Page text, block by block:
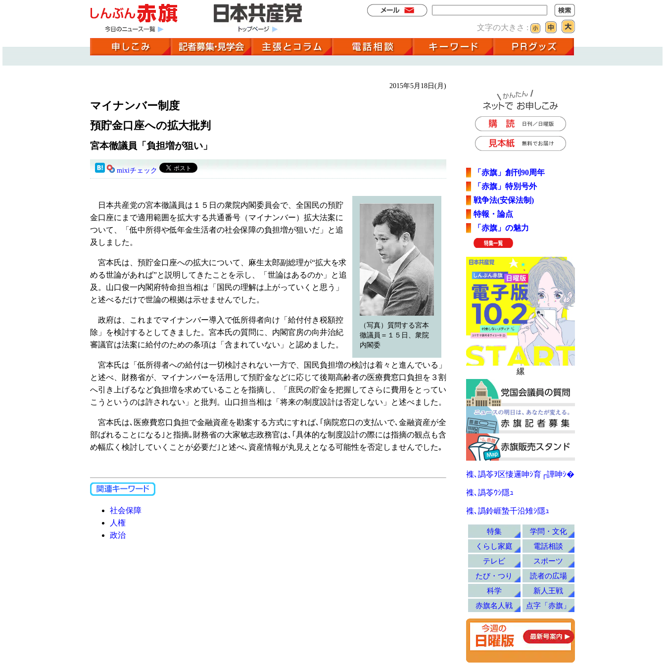
文字の大きさ :
2015年5月18日(月)
マイナンバー制度
預貯金口座への拡大批判
宮本徹議員「負担増が狙い」
mixiチェック
（写真）質問する宮本
徹議員＝１５日、衆院
内閣委
日本共産党の宮本徹議員は１５日の衆院内閣委員会で、全国民の預貯
金口座にまで適用範囲を拡大する共通番号（マイナンバー）拡大法案に
ついて、「低中所得や低年金生活者の社会保障の負担増が狙いだ」と追
及しました。
宮本氏は、預貯金口座への拡大について、麻生太郎副総理が“拡大を求
める世論があれば”と説明してきたことを示し、「世論はあるのか」と追
及。山口俊一内閣府特命担当相は「国民の理解は上がっていくと思う」
と述べるだけで世論の根拠は示せませんでした。
政府は、これまでマイナンバー導入で低所得者向け「給付付き税額控
除」を検討するとしてきました。宮本氏の質問に、内閣官房の向井治紀
審議官は法案に給付のための条項は「含まれていない」と認めました。
宮本氏は「低所得者への給付は一切検討されない一方で、国民負担増の検討は着々と進んでいる」
と述べ、財務省が、マイナンバーを活用して預貯金などに応じて後期高齢者の医療費窓口負担を３割
へ引き上げるなど負担増を求めていることを指摘し、「庶民の貯金を把握してさらに費用をとってい
こうというのは許されない」と批判。山口担当相は「将来の制度設計は否定しない」と述べました。
宮本氏は､医療費窓口負担で金融資産を勘案する方式にすれば､｢病院窓口の支払いで､金融資産が全
部ばれることになる｣と指摘｡財務省の大家敏志政務官は､｢具体的な制度設計の際には指摘の観点も含
め幅広く検討していくことが必要だ｣と述べ､資産情報が丸見えとなる可能性を否定しませんでした｡
社会保障
人権
政治
「赤旗」創刊90周年
「赤旗」特別号外
戦争法(安保法制)
特報・論点
「赤旗」の魅力
縲
襍､譌苓ｦ区悽邏呻ｼ育┌譁呻ｼ�
襍､譌苓ｳｼ隱ｭ
襍､譌鈴崕蟄千沿雉ｼ隱ｭ
特集
学問・文化
くらし家庭
電話相談
テレビ
スポーツ
たび・つり
読者の広場
科学
新人王戦
赤旗名人戦
点字「赤旗」